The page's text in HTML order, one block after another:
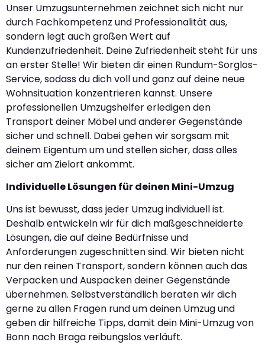
Unser Umzugsunternehmen zeichnet sich nicht nur
durch Fachkompetenz und Professionalität aus,
sondern legt auch großen Wert auf
Kundenzufriedenheit. Deine Zufriedenheit steht für uns
an erster Stelle! Wir bieten dir einen Rundum-Sorglos-
Service, sodass du dich voll und ganz auf deine neue
Wohnsituation konzentrieren kannst. Unsere
professionellen Umzugshelfer erledigen den
Transport deiner Möbel und anderer Gegenstände
sicher und schnell. Dabei gehen wir sorgsam mit
deinem Eigentum um und stellen sicher, dass alles
sicher am Zielort ankommt.
Individuelle Lösungen für deinen Mini-Umzug
Uns ist bewusst, dass jeder Umzug individuell ist.
Deshalb entwickeln wir für dich maßgeschneiderte
Lösungen, die auf deine Bedürfnisse und
Anforderungen zugeschnitten sind. Wir bieten nicht
nur den reinen Transport, sondern können auch das
Verpacken und Auspacken deiner Gegenstände
übernehmen. Selbstverständlich beraten wir dich
gerne zu allen Fragen rund um deinen Umzug und
geben dir hilfreiche Tipps, damit dein Mini-Umzug von
Bonn nach Braga reibungslos verläuft.